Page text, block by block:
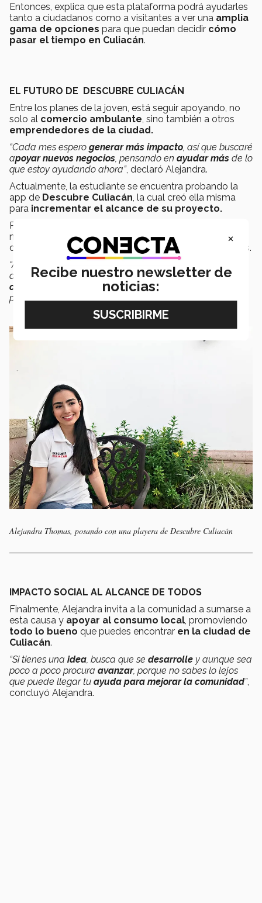
Entonces, explica que esta plataforma podrá ayudarles
tanto a ciudadanos como a visitantes a ver una amplia
gama de opciones para que puedan decidir cómo
pasar el tiempo en Culiacán.
EL FUTURO DE DESCUBRE CULIACÁN
Entre los planes de la joven, está seguir apoyando, no
solo al comercio ambulante , sino también a otros
emprendedores de la ciudad.
“Cada mes espero generar más impacto , así que buscaré
apoyar nuevos negocios , pensando en ayudar más de lo
que estoy ayudando ahora”, declaró Alejandra.
Actualmente, la estudiante se encuentra probando la
app de Descubre Culiacán , la cual creó ella misma
para incrementar el alcance de su proyecto.
Por su parte, Vinicio Gaxiola profesor de la escuela de
negocios en campus Sinaloa, como testigo del
desarrollo de la joven resaltó algunas de sus cualidades.
“Alejandra siempre ha sido una persona con un alto nivel
de
compromisotanto con sus estudioscomo con su
comunidad
Descubre Culiacánlo refleja
perfectamente”
Alejandra Thomas, posando con una playera de Descubre Culiacán
IMPACTO SOCIAL AL ALCANCE DE TODOS
Finalmente, Alejandra invita a la comunidad a sumarse a
esta causa y apoyar al consumo local, promoviendo
todo lo bueno que puedes encontrar en la ciudad de
Culiacán.
“Si tienes una idea, busca que se desarrolle y aunque sea
poco a poco procura avanzar, porque no sabes lo lejos
que puede llegar tu ayuda para mejorar la comunidad”,
concluyó Alejandra.
×
Recibe nuestro newsletter de
noticias: